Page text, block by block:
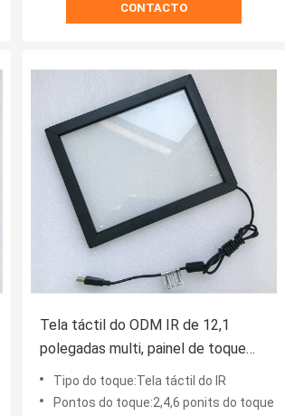
CONTACTO
Tela táctil do ODM IR de 12,1
polegadas multi, painel de toque
infravermelho Vandalproof
Tipo do toque:Tela táctil do IR
Pontos do toque:2,4,6 ponits do toque